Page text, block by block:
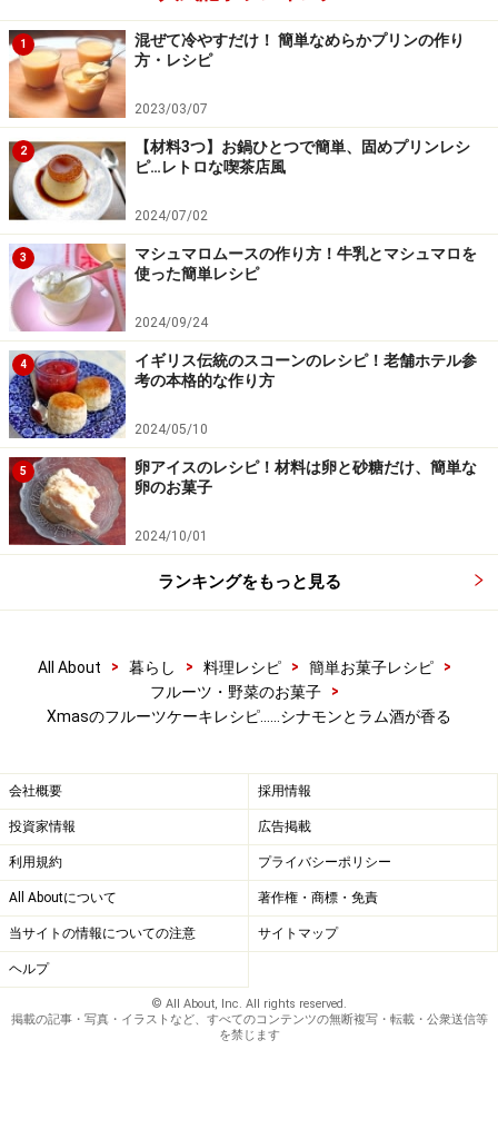
5
ラム酒を塗る
焼き上がったらオーブンから出し、取り分けておいたラ
ム酒を表面に塗ります。あら熱がとれたら、型から取り
出します。
デコレーションする
粉砂糖に卵白を加えて、なめらかで艶のある状態になる
の上からアイシングをかけ、クランベリー、アラザンを
飾ります。
1
混ぜて冷やすだけ！ 簡単なめらかプリンの作り
方・レシピ
2023/03/07
2
【材料3つ】お鍋ひとつで簡単、固めプリンレシ
ピ…レトロな喫茶店風
2024/07/02
3
マシュマロムースの作り方！牛乳とマシュマロを
使った簡単レシピ
2024/09/24
4
イギリス伝統のスコーンのレシピ！老舗ホテル参
考の本格的な作り方
2024/05/10
5
卵アイスのレシピ！材料は卵と砂糖だけ、簡単な
卵のお菓子
2024/10/01
ランキングをもっと見る
All About > 暮らし > 料理レシピ > 簡単お菓子レシピ
>
フルーツ・野菜のお菓子
>
Xmasのフルーツケーキレシピ……シナモンとラム酒が香る
会社概要 採用情報
投資家情報 広告掲載
利用規約 プライバシーポリシー
All Aboutについて 著作権・商標・免責
当サイトの情報についての注意 サイトマップ
ヘルプ
© All About, Inc. All rights reserved.
掲載の記事・写真・イラストなど、すべてのコンテンツの無断複写・転載・公衆送信等
を禁じます